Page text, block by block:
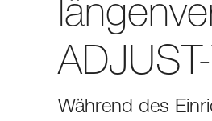
Während des